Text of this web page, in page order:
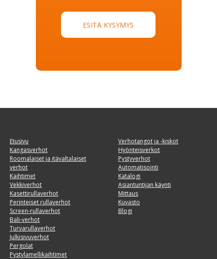
ESITÄ KYSYMYS
Etusivu
Kangasverhot
Roomalaiset ja itävaltalaiset
verhot
Kaihtimet
Vekkiverhot
Kasettirullaverhot
Perinteiset rullaverhot
Screen-rullaverhot
Bali-verhot
Turvarullaverhot
Julkisivuverhot
Pergolat
Pystylamellikaihtimet
Verhotangot ja -kiskot
Hyönteisverkot
Pystyverhot
Automatisointi
Katalogi
Asiantuntijan käynti
Mittaus
Kuvasto
Blogi